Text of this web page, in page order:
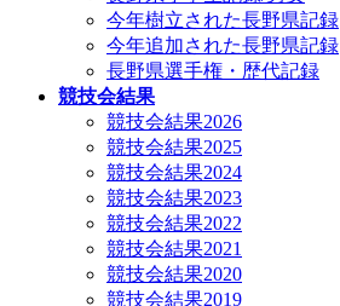
今年樹立された長野県記録
今年追加された長野県記録
長野県選手権・歴代記録
競技会結果
競技会結果2026
競技会結果2025
競技会結果2024
競技会結果2023
競技会結果2022
競技会結果2021
競技会結果2020
競技会結果2019